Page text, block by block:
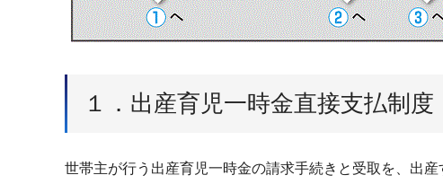
１．出産育児一時金直接支払制度
世帯主が行う出産育児一時金の請求手続きと受取を、出